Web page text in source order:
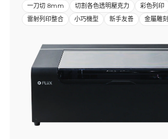
一刀切 8mm 切割各色透明壓克力 彩色列印
雷射列印整合
小巧機型 新手友善 金屬雕刻